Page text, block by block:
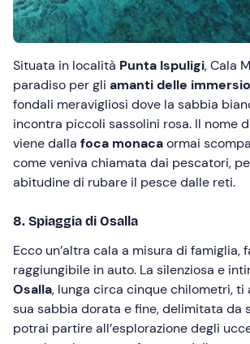
Situata in località Punta Ispuligi, Cala
paradiso per gli amanti delle
fondali meravigliosi dove la sabbia
incontra piccoli sassolini rosa. Il nome
viene dalla foca monacaormai
come veniva chiamata dai pescatori,
abitudine di rubare il pesce dalle reti.
8. Spiaggia di Osalla
Ecco un’altra cala a misura di famiglia,
raggiungibile in auto. La silenziosa e
Osalla, lunga circa cinque chilometri, ti
sua sabbia dorata e fine, delimitata da
potrai partire all’esplorazione degli